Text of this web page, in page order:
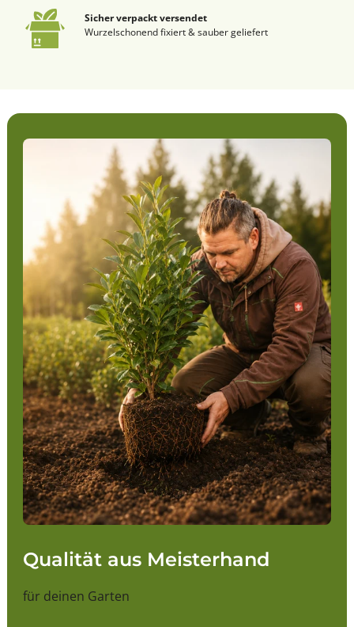
Sicher verpackt versendet
Wurzelschonend fixiert & sauber geliefert
Qualität aus Meisterhand
für deinen Garten